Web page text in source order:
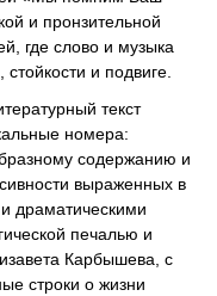
и пронзительной
где слово и музыка
и подвиге.
текст
номера:
содержанию и
выраженных в
драматическими
печалью и
Карбышева, с
строки о жизни